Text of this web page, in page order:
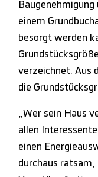
Baugenehmigung
einem
besorgt werden
verzeichnet. Aus
die
„Wer sein Haus
allen
einen
durchaus ratsam,